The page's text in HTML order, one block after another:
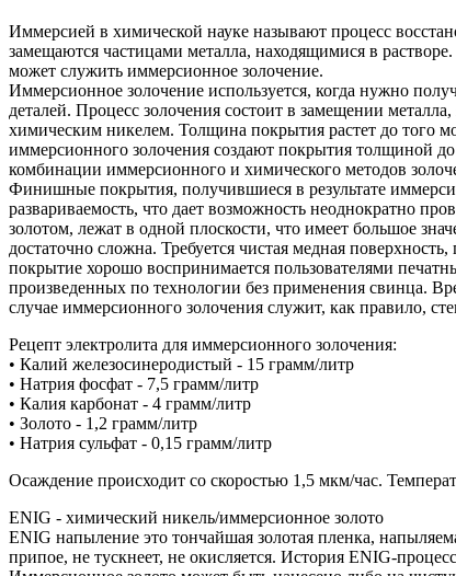
Иммерсией в химической науке называют процесс
замещаются частицами металла, находящимися в
может служить иммерсионное золочение.
Иммерсионное золочение используется, когда нужно
деталей. Процесс золочения состоит в замещении
химическим никелем. Толщина покрытия растет до того
иммерсионного золочения создают покрытия толщиной
комбинации иммерсионного и химического методов
Финишные покрытия, получившиеся в результате
развариваемость, что дает возможность неоднократно
золотом, лежат в одной плоскости, что имеет большое
достаточно сложна. Требуется чистая медная
покрытие хорошо воспринимается пользователями
произведенных по технологии без применения свинца.
случае иммерсионного золочения служит, как правило,
Рецепт электролита для иммерсионного золочения:
• Калий железосинеродистый - 15 грамм/литр
• Натрия фосфат - 7,5 грамм/литр
• Калия карбонат - 4 грамм/литр
• Золото - 1,2 грамм/литр
• Натрия сульфат - 0,15 грамм/литр
Осаждение происходит со скоростью 1,5 мкм/час.
ENIG - химический никель/иммерсионное золото
ENIG напыление это тончайшая золотая пленка,
припое, не тускнеет, не окисляется. История ENIG-